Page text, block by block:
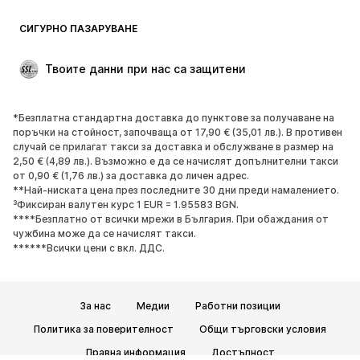
ОБУВКИ
НОВО
Боти и ботуши
Отворени обувки
ЕКСКЛУЗИВНО
СПОРТ
Спортно облекло
Видове спорт
Спортни обувки
Спортни чанти
Спортни аксесоари
Шапки, шапки с козирка и
каскети
Чанти и раници
СИГУРНО ПАЗАРУВАНЕ
Твоите данни при нас са защитени
*Безплатна стандартна доставка до пунктове за получаване на
поръчки на стойност, започваща от 17,90 € (35,01 лв.). В противен
случай се прилагат такси за доставка и обслужване в размер на
2,50 € (4,89 лв.). Възможно е да се начислят допълнителни такси
от 0,90 € (1,76 лв.) за доставка до личен адрес.
**Най-ниската цена през последните 30 дни преди намалението.
³Фиксиран валутен курс 1 EUR = 1.95583 BGN.
****Безплатно от всички мрежи в България. При обаждания от
чужбина може да се начислят такси.
******Всички цени с вкл. ДДС.
За нас Медии
Работни позиции
Политика за поверителност
Общи търговски условия
Правна информация
Достъпност